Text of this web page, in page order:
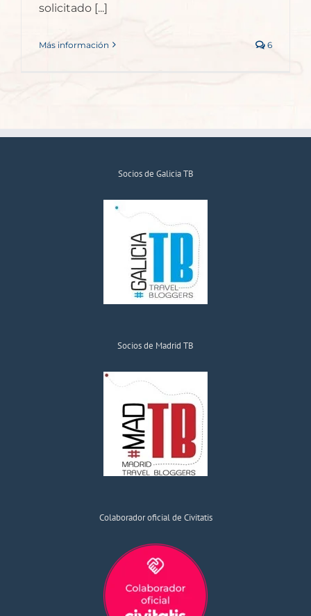
solicitado [...]
Más información 6
Socios de Galicia TB
Socios de Madrid TB
Colaborador oficial de Civitatis